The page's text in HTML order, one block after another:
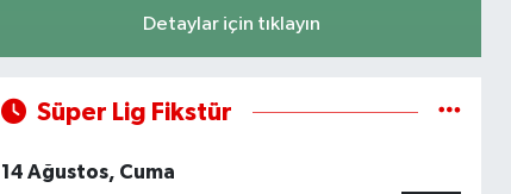
Detaylar için tıklayın
Süper Lig Fikstür
14 Ağustos, Cuma